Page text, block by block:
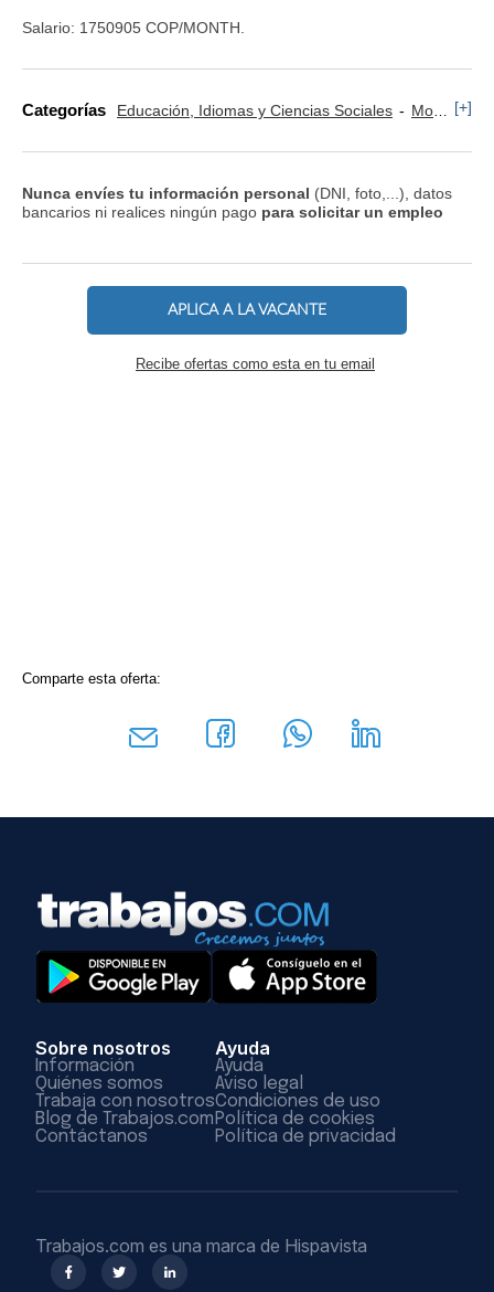
Salario: 1750905 COP/MONTH.
Categorías Educación, Idiomas y Ciencias Sociales Monitor y Animador [+]
Nunca envíes tu información personal (DNI, foto,...), datos
bancarios ni realices ningún pago para solicitar un empleo
APLICA A LA VACANTE
Recibe ofertas como esta en tu email
Comparte esta oferta:
Sobre nosotros
Información
Quiénes somos
Trabaja con nosotros
Blog de Trabajos.com
Contáctanos
Ayuda
Ayuda
Aviso legal
Condiciones de uso
Política de cookies
Política de privacidad
Trabajos.com es una marca de Hispavista